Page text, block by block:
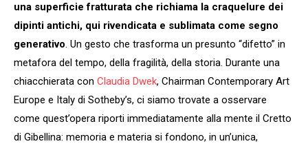
una superficie fratturata che richiama la craquelure dei
dipinti antichi, qui rivendicata e sublimata come segno
generativo. Un gesto che trasforma un presunto “difetto” in
metafora del tempo, della fragilità, della storia. Durante una
chiacchierata con Claudia Dwek, Chairman Contemporary Art
Europe e Italy di Sotheby’s, ci siamo trovate a osservare
come quest’opera riporti immediatamente alla mente il Cretto
di Gibellina: memoria e materia si fondono, in un’unica,